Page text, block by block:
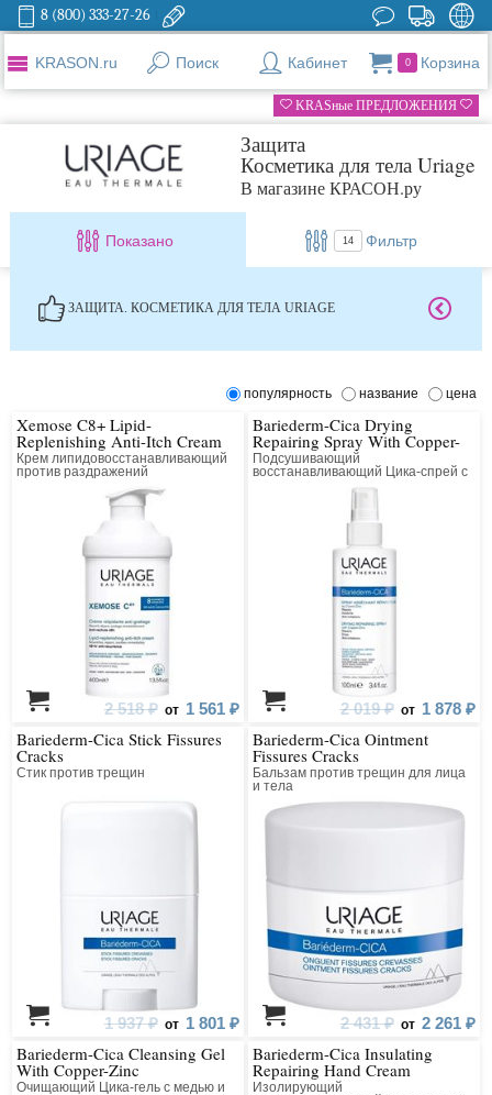
8 (800) 333-27-26
KRASON.ru Поиск Кабинет 0 Корзина
KRASные ПРЕДЛОЖЕНИЯ
Защита
Косметика для тела Uriage
В магазине КРАСОН.ру
Показано 14 Фильтр
ЗАЩИТА. КОСМЕТИКА ДЛЯ ТЕЛА URIAGE
популярность название цена
Xemose C8+ Lipid-
Replenishing Anti-Itch Cream
Крем липидовосстанавливающий
против раздражений
2 518 ₽ от 1 561 ₽
Bariederm-Cica Drying
Repairing Spray With Copper-
Zinc
Подсушивающий
восстанавливающий Цика-спрей с
медью и цинком
2 019 ₽ от 1 878 ₽
Bariederm-Cica Stick Fissures
Cracks
Стик против трещин
1 937 ₽ от 1 801 ₽
Bariederm-Cica Ointment
Fissures Cracks
Бальзам против трещин для лица
и тела
2 431 ₽ от 2 261 ₽
Bariederm-Cica Cleansing Gel
With Copper-Zinc
Очищающий Цика-гель с медью и
Bariederm-Cica Insulating
Repairing Hand Cream
Изолирующий